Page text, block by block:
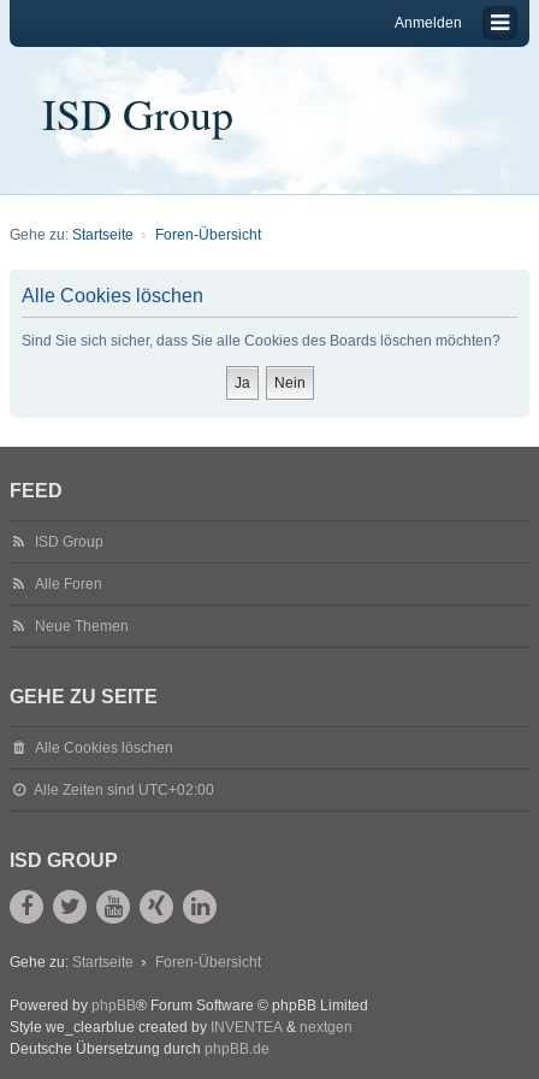
Anmelden
ISD Group
Gehe zu: Startseite Foren-Übersicht
Alle Cookies löschen
Sind Sie sich sicher, dass Sie alle Cookies des Boards löschen möchten?
FEED
ISD Group
Alle Foren
Neue Themen
GEHE ZU SEITE
Alle Cookies löschen
Alle Zeiten sind UTC+02:00
ISD GROUP
Gehe zu: Startseite Foren-Übersicht
Powered by phpBB® Forum Software © phpBB Limited
Style we_clearblue created by INVENTEA & nextgen
Deutsche Übersetzung durch phpBB.de